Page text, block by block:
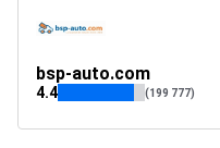
bsp-auto.com
4.4 (199 777)